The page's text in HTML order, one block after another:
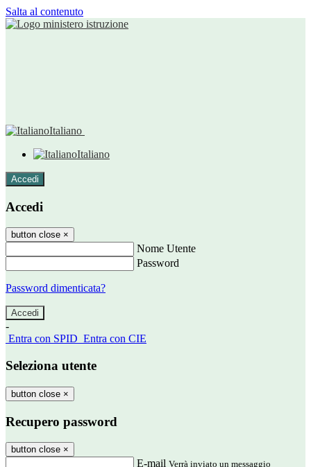
Salta al contenuto
Italiano
Italiano
Accedi
Accedi
button close ×
Nome Utente
Password
Password dimenticata?
-
Entra con SPID Entra con CIE
Seleziona utente
button close ×
Recupero password
button close ×
E-mail Verrà inviato un messaggio